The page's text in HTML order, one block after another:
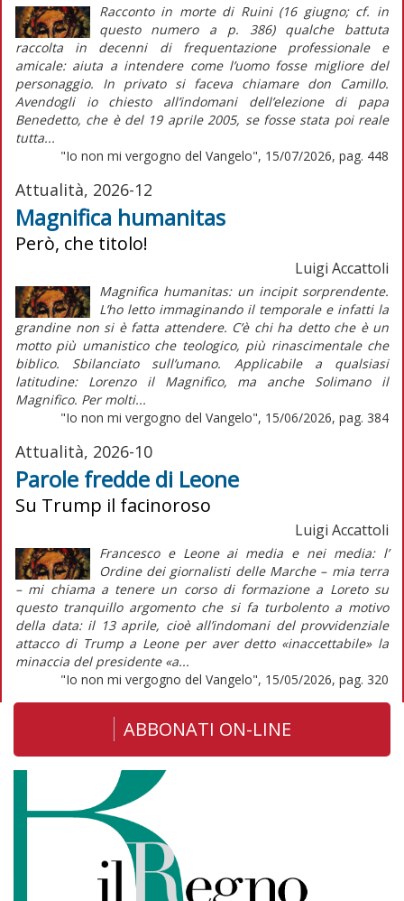
Racconto in morte di Ruini (16 giugno; cf. in
questo numero a p. 386) qualche battuta
raccolta in decenni di frequentazione professionale e
amicale: aiuta a intendere come l’uomo fosse migliore del
personaggio. In privato si faceva chiamare don Camillo.
Avendogli io chiesto all’indomani dell’elezione di papa
Benedetto, che è del 19 aprile 2005, se fosse stata poi reale
tutta...
"Io non mi vergogno del Vangelo", 15/07/2026, pag. 448
Attualità, 2026-12
Magnifica humanitas
Però, che titolo!
Luigi Accattoli
Magnifica humanitas: un incipit sorprendente.
L’ho letto immaginando il temporale e infatti la
grandine non si è fatta attendere. C’è chi ha detto che è un
motto più umanistico che teologico, più rinascimentale che
biblico. Sbilanciato sull’umano. Applicabile a qualsiasi
latitudine: Lorenzo il Magnifico, ma anche Solimano il
Magnifico. Per molti...
"Io non mi vergogno del Vangelo", 15/06/2026, pag. 384
Attualità, 2026-10
Parole fredde di Leone
Su Trump il facinoroso
Luigi Accattoli
Francesco e Leone ai media e nei media: l’
Ordine dei giornalisti delle Marche – mia terra
– mi chiama a tenere un corso di formazione a Loreto su
questo tranquillo argomento che si fa turbolento a motivo
della data: il 13 aprile, cioè all’indomani del provvidenziale
attacco di Trump a Leone per aver detto «inaccettabile» la
minaccia del presidente «a...
"Io non mi vergogno del Vangelo", 15/05/2026, pag. 320
ABBONATI ON-LINE